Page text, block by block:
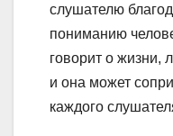
слушателю
пониманию
говорит о жизни,
и она может
каждого